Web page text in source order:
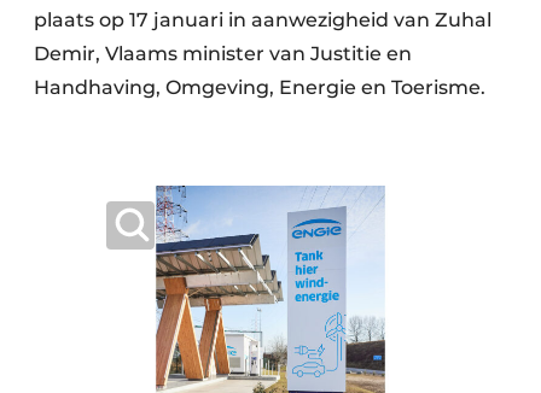
plaats op 17 januari in aanwezigheid van Zuhal
Demir, Vlaams minister van Justitie en
Handhaving, Omgeving, Energie en Toerisme.